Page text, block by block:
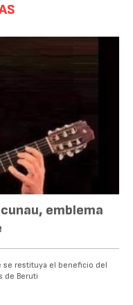
emblema
se restituya el beneficio del
de Beruti